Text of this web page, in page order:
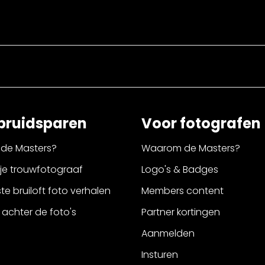
Masters?
trouwfotograaf
bruiloft foto verhalen
achter de foto's
Voor fotografen
Waarom de Masters?
Logo's & Badges
Members content
Partner kortingen
Aanmelden
Insturen